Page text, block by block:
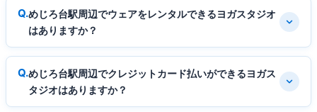
めじろ台駅周辺でウェアをレンタルできるヨガスタジオ
はありますか？
めじろ台駅周辺でクレジットカード払いができるヨガス
タジオはありますか？